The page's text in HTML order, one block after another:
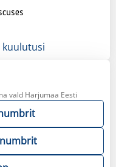
kuulutusi
vald Harjumaa Eesti